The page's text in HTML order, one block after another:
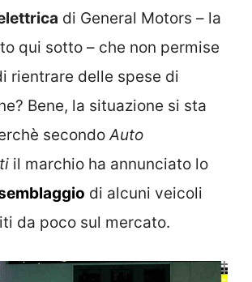
di General Motors – la
qui sotto – che non permise
rientrare delle spese di
Bene, la situazione si sta
secondoAuto
il marchio ha annunciato lo
di alcuni veicoli
da poco sul mercato.